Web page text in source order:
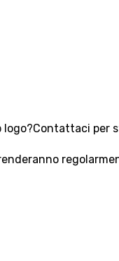
logo?Contattaci per